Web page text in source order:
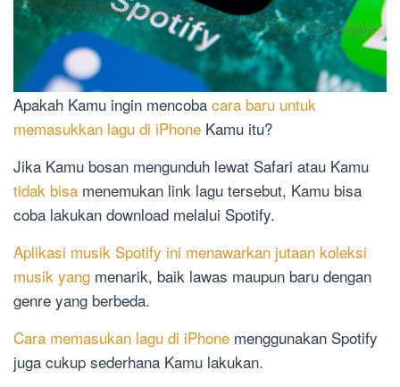
Apakah Kamu ingin mencoba cara baru untuk
memasukkan lagu di iPhone Kamu itu?
Jika Kamu bosan mengunduh lewat Safari atau Kamu
tidak bisa menemukan link lagu tersebut, Kamu bisa
coba lakukan download melalui Spotify.
Aplikasi musik Spotify ini menawarkan jutaan koleksi
musik yang menarik, baik lawas maupun baru dengan
genre yang berbeda.
Cara memasukan lagu di iPhone menggunakan Spotify
juga cukup sederhana Kamu lakukan.